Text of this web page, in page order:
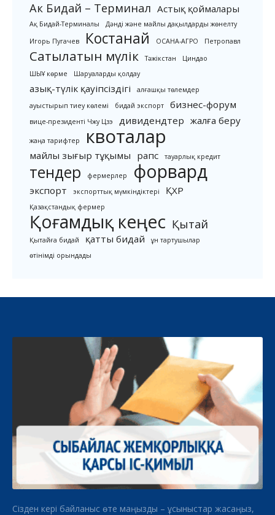
Ак Бидай – Терминал Астық қоймалары
Ақ Бидай-Терминалы
Дәнді және майлы дақылдарды жөнелту
Игорь Пугачев
Костанай ОСАНА-АГРО Петропавл
Сатылатын мүлік Тәжікстан
Циндао
ШЫҰ көрме
Шаруаларды қолдау
азық-түлік қауіпсіздігі
алғашқы төлемдер
ауыстырып тиеу көлемі
бидай экспорт бизнес-форум
вице-президенті Чжу Цзэ дивидендтер жалға беру
жаңа тарифтер квоталар
майлы зығыр тұқымы рапс тауарлық кредит
тендер фермерлер форвард
экспорт экспорттық мүмкіндіктері ҚХР
Қазақстандық фермер
Қоғамдық кеңес Қытай
Қытайға бидай қатты бидай
ұн тартушылар
өтінімді орындады
Сізден кері байланыс өте маңызды – ұсыныстар жасаңыз,